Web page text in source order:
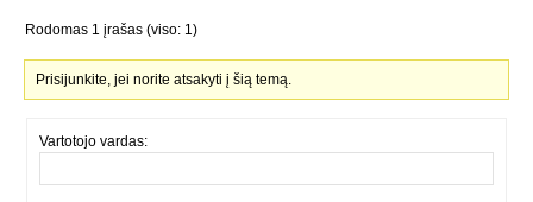
Rodomas 1 įrašas (viso: 1)
Prisijunkite, jei norite atsakyti į šią temą.
Vartotojo vardas: